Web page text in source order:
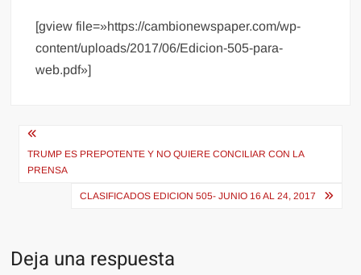
[gview file=»https://cambionewspaper.com/wp-
content/uploads/2017/06/Edicion-505-para-
web.pdf»]
Navegación
de
entradas
TRUMP ES PREPOTENTE Y NO QUIERE CONCILIAR CON LA
PRENSA
CLASIFICADOS EDICION 505- JUNIO 16 AL 24, 2017
Deja una respuesta